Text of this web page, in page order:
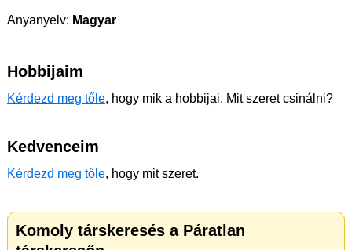
Anyanyelv: Magyar
Hobbijaim
Kérdezd meg tőle, hogy mik a hobbijai. Mit szeret csinálni?
Kedvenceim
Kérdezd meg tőle, hogy mit szeret.
Komoly társkeresés a Páratlan